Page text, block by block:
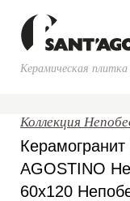
Керамическая
Коллекция
AGOSTINO
60x120